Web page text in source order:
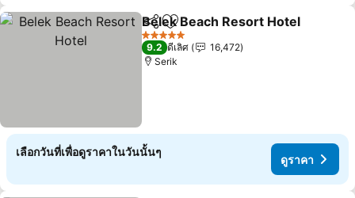
แชร์ เพิ่มในรายการโปรด
Belek Beach Resort Hotel
5 ดาว
9.2 ดีเลิศ
16,472
Serik
เลือกวันที่เพื่อดูราคาในวันนั้นๆ
ดูราคา